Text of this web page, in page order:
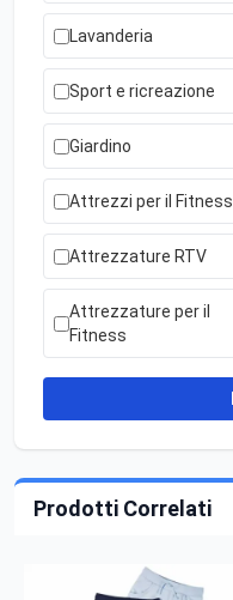
Lavanderia
Sport e ricreazione
Giardino
Attrezzi per il Fitness
Attrezzature RTV
Attrezzature per il
Fitness
Prodotti Correlati